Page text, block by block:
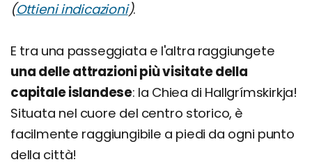
(Ottieni indicazioni).
E tra una passeggiata e l'altra raggiungete
una delle attrazioni più visitate della
capitale islandese: la Chiea di Hallgrímskirkja!
Situata nel cuore del centro storico, è
facilmente raggiungibile a piedi da ogni punto
della città!